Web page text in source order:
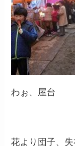
わぉ、屋台
花より団子、